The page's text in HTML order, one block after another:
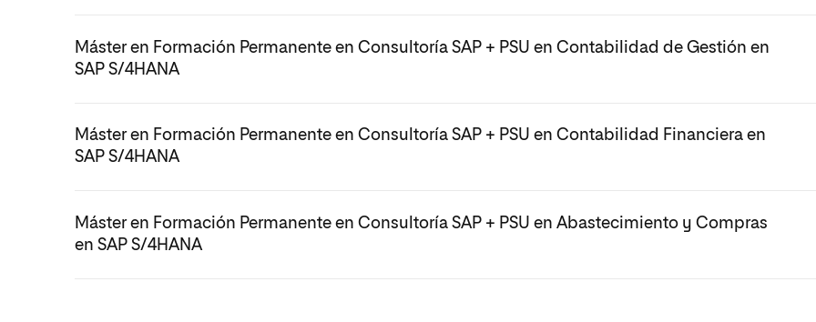
Máster en Formación Permanente en Consultoría SAP + PSU en Contabilidad de Gestión en
SAP S/4HANA
Máster en Formación Permanente en Consultoría SAP + PSU en Contabilidad Financiera en
SAP S/4HANA
Máster en Formación Permanente en Consultoría SAP + PSU en Abastecimiento y Compras
en SAP S/4HANA